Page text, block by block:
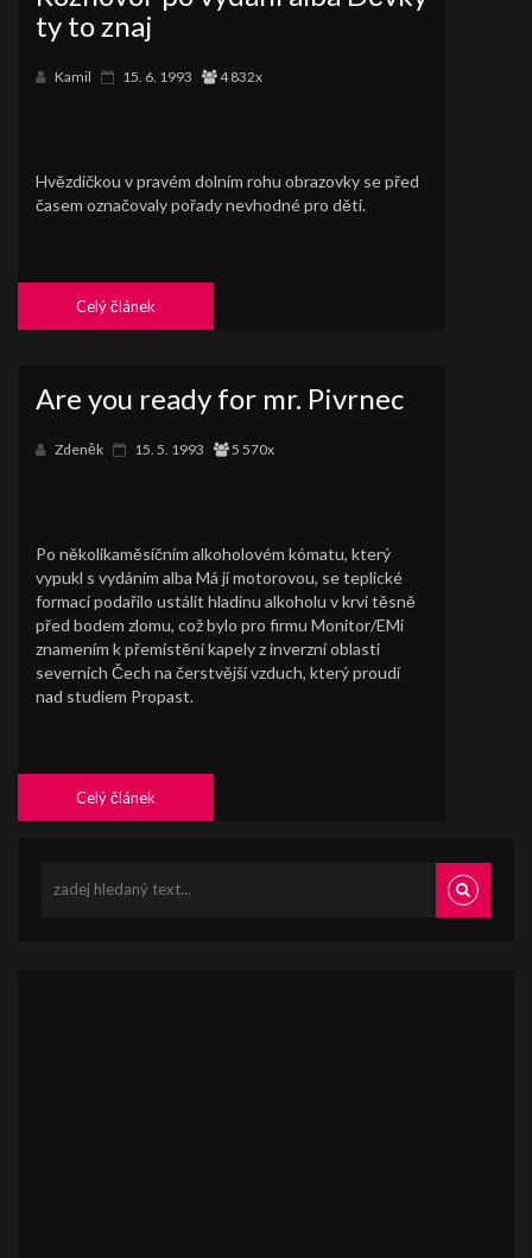
ty to znaj
Kamil 15. 6. 1993 4 832x
Hvězdičkou v pravém dolním rohu obrazovky se před
časem označovaly pořady nevhodné pro děti.
Celý článek
Are you ready for mr. Pivrnec
Zdeněk 15. 5. 1993 5 570x
Po několikaměsíčním alkoholovém kómatu, který
vypukl s vydáním alba Má jí motorovou, se teplické
formaci podařilo ustálit hladinu alkoholu v krvi těsně
před bodem zlomu, což bylo pro firmu Monitor/EMi
znamením k přemístění kapely z inverzní oblasti
severních Čech na čerstvější vzduch, který proudí
nad studiem Propast.
Celý článek